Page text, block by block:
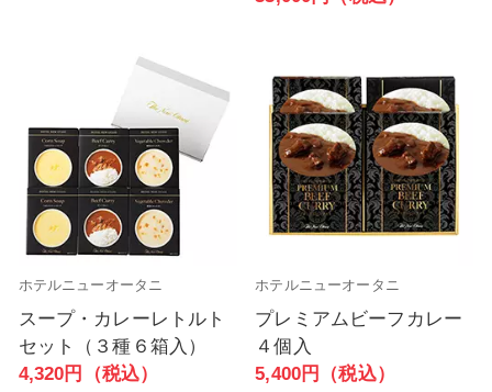
ホテルニューオータニ
スープ・カレーレトルト
セット（３種６箱入）
4,320円（税込）
ホテルニューオータニ
プレミアムビーフカレー
４個入
5,400円（税込）